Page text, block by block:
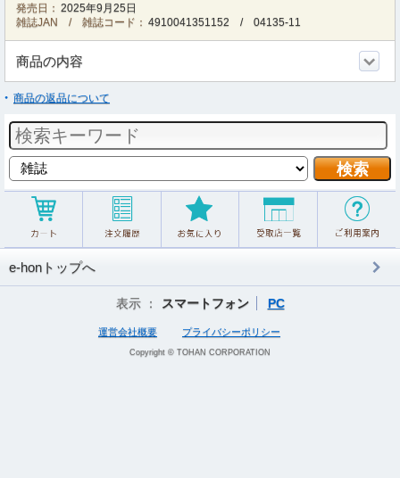
発売日： 2025年9月25日
雑誌JAN / 雑誌コード： 4910041351152 /04135-11
商品の内容
商品の返品について
e-honトップへ
表示 ： スマートフォン PC
運営会社概要 プライバシーポリシー
Copyright © TOHAN CORPORATION